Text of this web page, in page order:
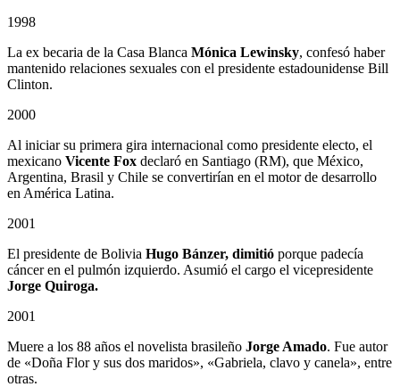
1998
La ex becaria de la Casa Blanca Mónica Lewinsky, confesó haber
mantenido relaciones sexuales con el presidente estadounidense Bill
Clinton.
2000
Al iniciar su primera gira internacional como presidente electo, el
mexicano Vicente Fox declaró en Santiago (RM), que México,
Argentina, Brasil y Chile se convertirían en el motor de desarrollo
en América Latina.
2001
El presidente de Bolivia Hugo Bánzer, dimitió porque padecía
cáncer en el pulmón izquierdo. Asumió el cargo el vicepresidente
Jorge Quiroga.
2001
Muere a los 88 años el novelista brasileño Jorge Amado. Fue autor
de «Doña Flor y sus dos maridos», «Gabriela, clavo y canela», entre
otras.